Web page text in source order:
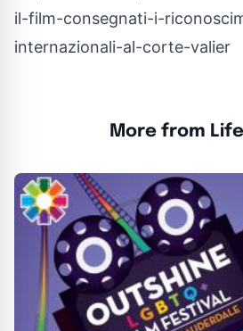
il-film-consegnati-i-
internazionali-al-corte-valier
More from